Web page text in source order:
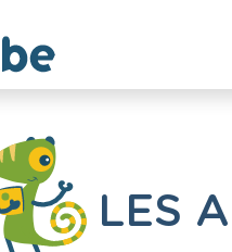
LES